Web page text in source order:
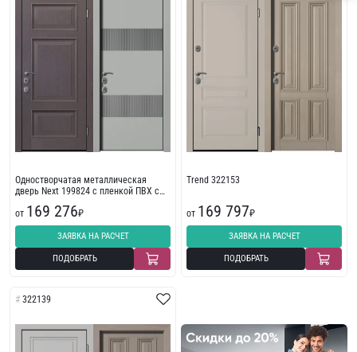
Одностворчатая металлическая
дверь Next 199824 с пленкой ПВХ с
от 169 276₽
ЗАЯВКА НА РАСЧЕТ
ПОДОБРАТЬ
Trend 322153
от 169 797₽
ЗАЯВКА НА РАСЧЕТ
ПОДОБРАТЬ
322139